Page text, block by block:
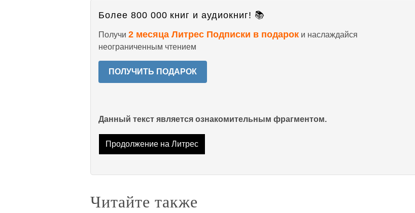
Более 800 000 книг и аудиокниг! 📚
Получи 2 месяца Литрес Подписки в подарок и наслаждайся
неограниченным чтением
ПОЛУЧИТЬ ПОДАРОК
Данный текст является ознакомительным фрагментом.
Продолжение на Литрес
Читайте также